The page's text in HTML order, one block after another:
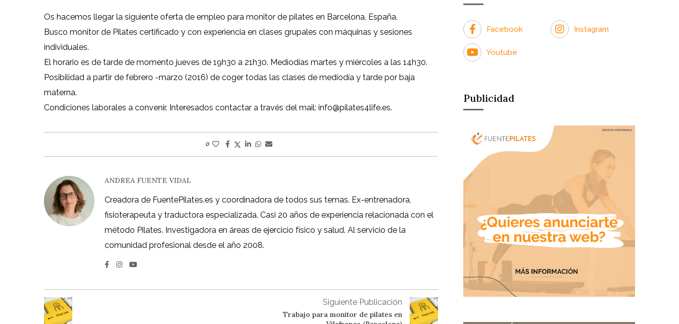
Os hacemos llegar la siguiente oferta de empleo para monitor de pilates en Barcelona, España.
Busco monitor de Pilates certificado y con experiencia en clases grupales con máquinas y sesiones
individuales.
El horario es de tarde de momento jueves de 19h30 a 21h30. Mediodías martes y miércoles a las 14h30.
Posibilidad a partir de febrero -marzo (2016) de coger todas las clases de mediodía y tarde por baja
materna.
Condiciones laborales a convenir. Interesados contactar a través del mail: info@pilates4life.es.
0
ANDREA FUENTE VIDAL
Creadora de FuentePilates.es y coordinadora de todos sus temas. Ex-entrenadora,
fisioterapeuta y traductora especializada. Casi 20 años de experiencia relacionada con el
método Pilates. Investigadora en áreas de ejercicio físico y salud. Al servicio de la
comunidad profesional desde el año 2008.
Siguiente Publicación
Trabajo para monitor de pilates en
Facebook Instagram
Youtube
Publicidad